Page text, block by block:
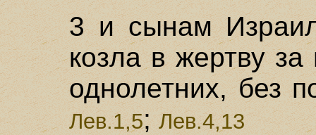
3 и сынам
козла в жертву за
однолетних, без
Лев.1,5; Лев.4,13